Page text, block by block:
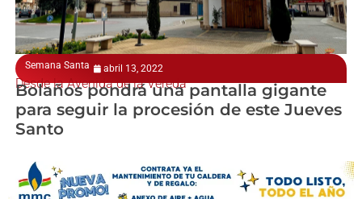
Semana Santa abril 13, 2022
Desde la Avenida de la Vereda
Bolaños pondrá una pantalla gigante
para seguir la procesión de este Jueves
Santo